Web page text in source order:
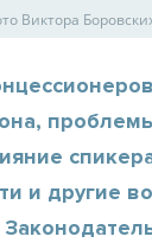
Виктора
и другие